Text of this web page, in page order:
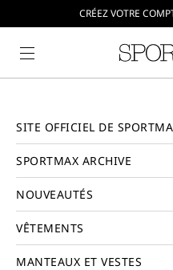
CRÉEZ VOTRE
SITE OFFICIEL DE
SPORTMAX ARCHIVE
NOUVEAUTÉS
VÊTEMENTS
MANTEAUX ET VESTES